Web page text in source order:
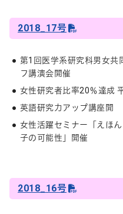
2018_17号
第1回医学系研究科男女共
フ講演会開催
女性研究者比率20％達成
英語研究力アップ講座開
女性活躍セミナー「えほ
子の可能性」開催
2018_16号